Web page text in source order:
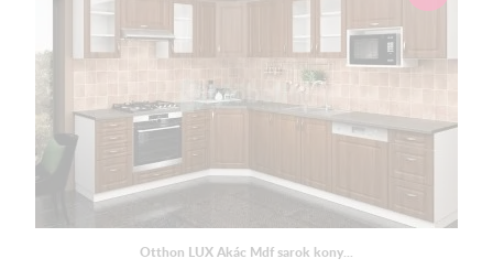
Otthon LUX Akác Mdf sarok kony...